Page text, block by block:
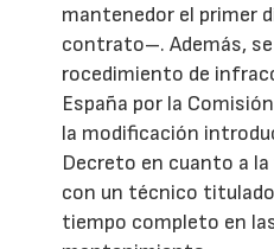
mantenedor el primer
contrato–. Además,
rocedimiento de
España por la
la modificación
Decreto en cuanto a
con un técnico
tiempo completo en